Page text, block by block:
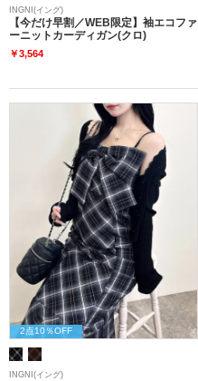
INGNI(イング)
【今だけ早割／WEB限定】袖エコファ
ーニットカーディガン(クロ)
￥3,564
2点10％OFF
INGNI(イング)